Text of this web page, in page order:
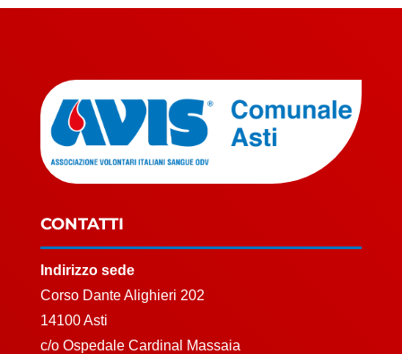
CONTATTI
Indirizzo sede
Corso Dante Alighieri 202
14100 Asti
c/o Ospedale Cardinal Massaia